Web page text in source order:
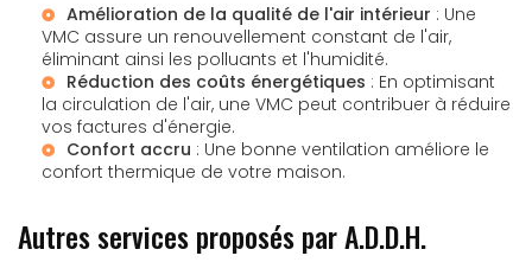
Amélioration de la qualité de l'air intérieur : Une
VMC assure un renouvellement constant de l'air,
éliminant ainsi les polluants et l'humidité.
Réduction des coûts énergétiques : En optimisant
la circulation de l'air, une VMC peut contribuer à réduire
vos factures d'énergie.
Confort accru : Une bonne ventilation améliore le
confort thermique de votre maison.
Autres services proposés par A.D.D.H.